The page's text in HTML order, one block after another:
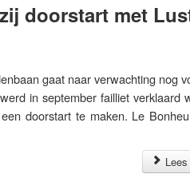
doorstart met
gaat naar verwachting nog
in september failliet verklaard
doorstart te maken. Le